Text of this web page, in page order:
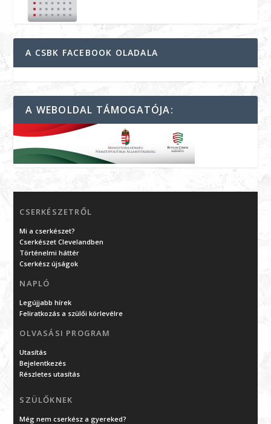
A CSBK FACEBOOK OLADALA
A WEBOLDAL TÁMOGATÓJA:
CSERKÉSZETRŐL
Mi a cserkészet?
Cserkészet Clevelandben
Történelmi háttér
Cserkész újságok
NAPLÓ
Legújjabb hírek
Feliratkozás a szülői körlevélre
OLVASÁSI PROGRAM
Utasítás
Bejelentkezés
Részletes utasítás
SZÜLŐKNEK
Még nem cserkész a gyereked?